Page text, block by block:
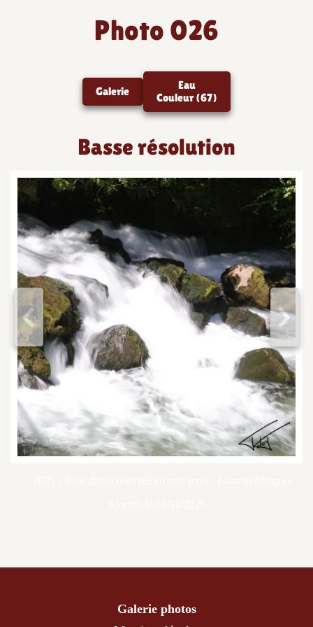
Photo 026
Galerie
Eau
Couleur (67)
Basse résolution
< >
Galerie photos